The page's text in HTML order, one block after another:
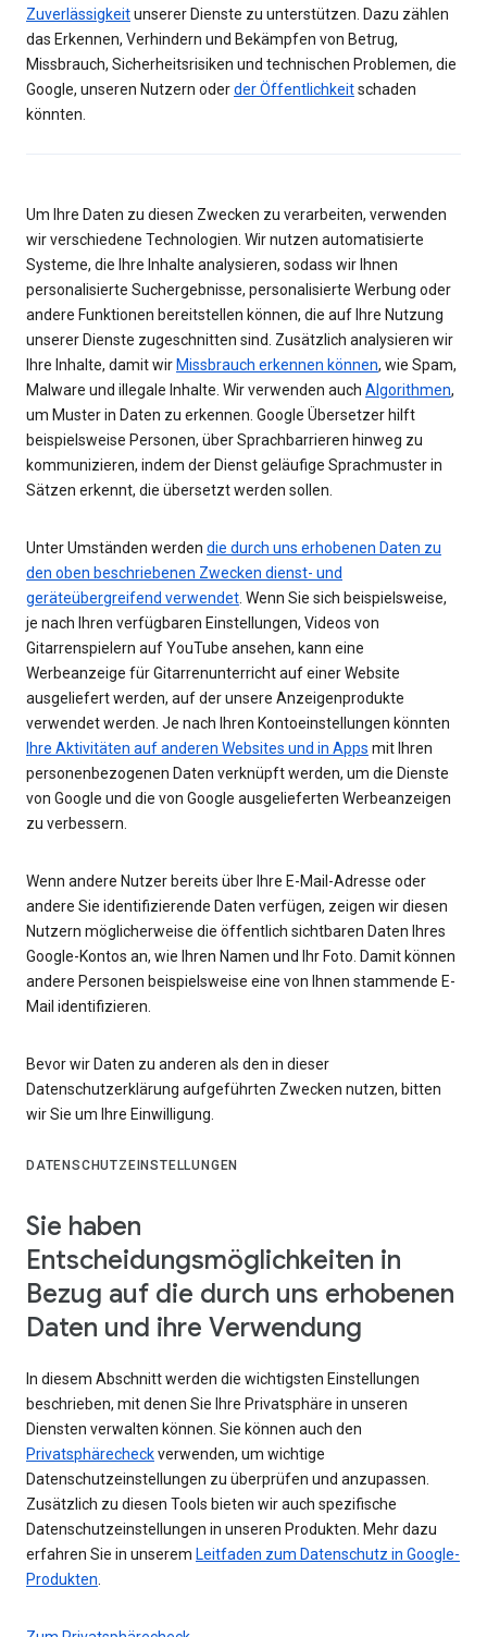
Zuverlässigkeitunserer Dienste zu unterstützen. Dazu zählen
das Erkennen, Verhindern und Bekämpfen von Betrug,
Missbrauch, Sicherheitsrisiken und technischen Problemen, die
Google, unseren Nutzern oderder Öffentlichkeitschaden
könnten.
Um Ihre Daten zu diesen Zwecken zu verarbeiten, verwenden
wir verschiedene Technologien. Wir nutzen automatisierte
Systeme, die Ihre Inhalte analysieren, sodass wir Ihnen
personalisierte Suchergebnisse, personalisierte Werbung oder
andere Funktionen bereitstellen können, die auf Ihre Nutzung
unserer Dienste zugeschnitten sind. Zusätzlich analysieren wir
Ihre Inhalte, damit wir Missbrauch erkennen können, wie Spam,
Malware und illegale Inhalte. Wir verwenden auch Algorithmen,
um Muster in Daten zu erkennen. Google Übersetzer hilft
beispielsweise Personen, über Sprachbarrieren hinweg zu
kommunizieren, indem der Dienst geläufige Sprachmuster in
Sätzen erkennt, die übersetzt werden sollen.
Unter Umständen werden die durch uns erhobenen Daten zu
den oben beschriebenen Zwecken dienst- und
geräteübergreifend verwendet . Wenn Sie sich beispielsweise,
je nach Ihren verfügbaren Einstellungen, Videos von
Gitarrenspielern auf YouTube ansehen, kann eine
Werbeanzeige für Gitarrenunterricht auf einer Website
ausgeliefert werden, auf der unsere Anzeigenprodukte
verwendet werden. Je nach Ihren Kontoeinstellungen könnten
Ihre Aktivitäten auf anderen Websites und in Apps mit Ihren
personenbezogenen Daten verknüpft werden, um die Dienste
von Google und die von Google ausgelieferten Werbeanzeigen
zu verbessern.
Wenn andere Nutzer bereits über Ihre E-Mail-Adresse oder
andere Sie identifizierende Daten verfügen, zeigen wir diesen
Nutzern möglicherweise die öffentlich sichtbaren Daten Ihres
Google-Kontos an, wie Ihren Namen und Ihr Foto. Damit können
andere Personen beispielsweise eine von Ihnen stammende E-
Mail identifizieren.
Bevor wir Daten zu anderen als den in dieser
Datenschutzerklärung aufgeführten Zwecken nutzen, bitten
wir Sie um Ihre Einwilligung.
DATENSCHUTZEINSTELLUNGEN
Sie haben
Entscheidungsmöglichkeiten in
Bezug auf die durch uns erhobenen
Daten und ihre Verwendung
In diesem Abschnitt werden die wichtigsten Einstellungen
beschrieben, mit denen Sie Ihre Privatsphäre in unseren
Diensten verwalten können. Sie können auch den
Privatsphärecheckverwenden, um wichtige
Datenschutzeinstellungen zu überprüfen und anzupassen.
Zusätzlich zu diesen Tools bieten wir auch spezifische
Datenschutzeinstellungen in unseren Produkten. Mehr dazu
erfahren Sie in unserem Leitfaden zum Datenschutz in Google-
Produkten